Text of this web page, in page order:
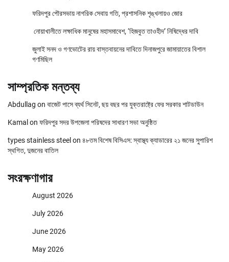
ফরিদপুর পৌরসভায় নাগরিক সেবায় গতি, প্রশাসনিক শৃঙ্খলায়ও জোর
নোয়াখালীতে লক্ষাধিক মানুষের মহাসমাবেশ, ‘হিজবুত তাওহীদ’ নিষিদ্ধের দাবি
জুলাই সনদ ও গণভোটের রায় বাস্তবায়নের দাবিতে দিনাজপুরে জামায়াতের বিশাল
গণমিছিল
সাম্প্রতিক মন্তব্য
Abdullag on বাজেট পাসে ব্যর্থ সিনেট, ছয় বছর পর যুক্তরাষ্ট্রে ফের সরকার শাটডাউন
Kamal on ফরিদপুর সদর উপজেলা পরিষদের সাধারণ সভা অনুষ্ঠিত
types stainless steel on ৪৮তম বিশেষ বিসিএস: স্বাস্থ্য ক্যাডারের ২১ জনের সুপারিশ
স্থগিত, দুজনের বাতিল
সংরক্ষণাগার
August 2026
July 2026
June 2026
May 2026